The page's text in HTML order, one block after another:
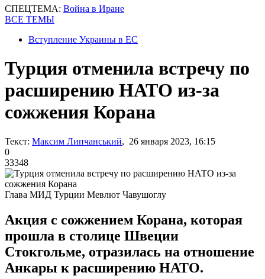
СПЕЦТЕМА: Война в Иране
ВСЕ ТЕМЫ
Вступление Украины в ЕС
Турция отменила встречу по
расширению НАТО из-за
сожжения Корана
Текст: Максим Липчанський, 26 января 2023, 16:15
0
33348
Глава МИД Турции Мевлют Чавушоглу
Акция с сожжением Корана, которая
прошла в столице Швеции
Стокгольме, отразилась на отношение
Анкары к расширению НАТО.